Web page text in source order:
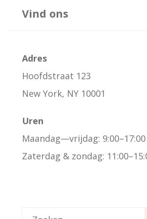
Vind ons
Adres
Hoofdstraat 123
New York, NY 10001
Uren
Maandag—vrijdag: 9:00–17:00
Zaterdag & zondag: